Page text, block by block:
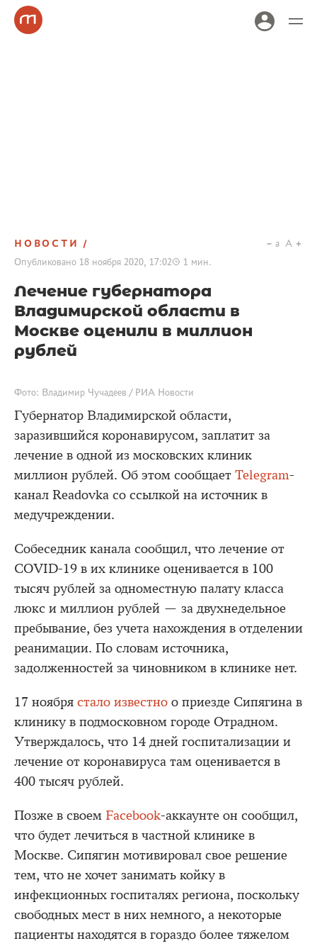
НОВОСТИ
Опубликовано 18 ноября 2020, 17:02 1 мин.
a A
Лечение губернатора
Владимирской области в
Москве оценили в миллион
рублей
Фото: Владимир Чучадеев / РИА Новости
Губернатор Владимирской области,
заразившийся коронавирусом, заплатит за
лечение в одной из московских клиник
миллион рублей. Об этом сообщает Telegram-
канал Readovka со ссылкой на источник в
медучреждении.
Собеседник канала сообщил, что лечение от
COVID-19 в их клинике оценивается в 100
тысяч рублей за одноместную палату класса
люкс и миллион рублей — за двухнедельное
пребывание, без учета нахождения в отделении
реанимации. По словам источника,
задолженностей за чиновником в клинике нет.
17 ноября стало известно о приезде Сипягина в
клинику в подмосковном городе Отрадном.
Утверждалось, что 14 дней госпитализации и
лечение от коронавируса там оценивается в
400 тысяч рублей.
Позже в своем Facebook-аккаунте он сообщил,
что будет лечиться в частной клинике в
Москве. Сипягин мотивировал свое решение
тем, что не хочет занимать койку в
инфекционных госпиталях региона, поскольку
свободных мест в них немного, а некоторые
пациенты находятся в гораздо более тяжелом